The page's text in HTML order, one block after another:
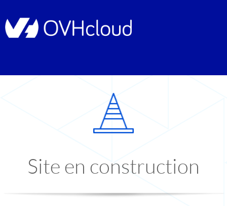
Site en construction